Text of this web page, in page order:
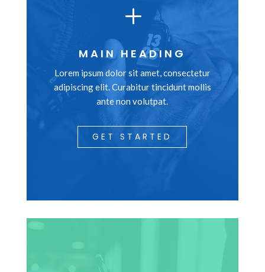
L
MAIN HEADING
Lorem ipsum dolor sit amet, consectetur
adipiscing elit. Curabitur tincidunt mollis
ante non volutpat.
GET STARTED